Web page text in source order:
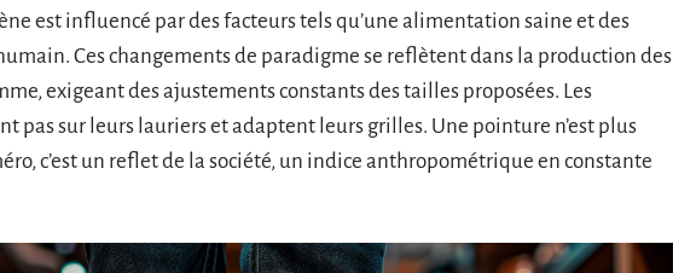
est influencé par des facteurs tels qu’une alimentation saine et des
Ces changements de paradigme se reflètent dans la production des
exigeant des ajustements constants des tailles proposées. Les
pas sur leurs lauriers et adaptent leurs grilles. Une pointure n’est plus
c’est un reflet de la société, un indice anthropométrique en constante